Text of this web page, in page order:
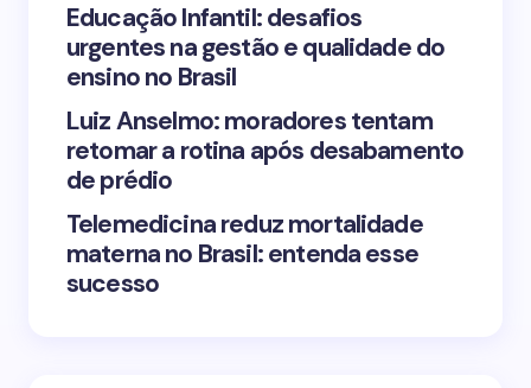
Submit Comment
Educação Infantil: desafios
urgentes na gestão e qualidade do
ensino no Brasil
Luiz Anselmo: moradores tentam
retomar a rotina após desabamento
de prédio
Telemedicina reduz mortalidade
materna no Brasil: entenda esse
sucesso